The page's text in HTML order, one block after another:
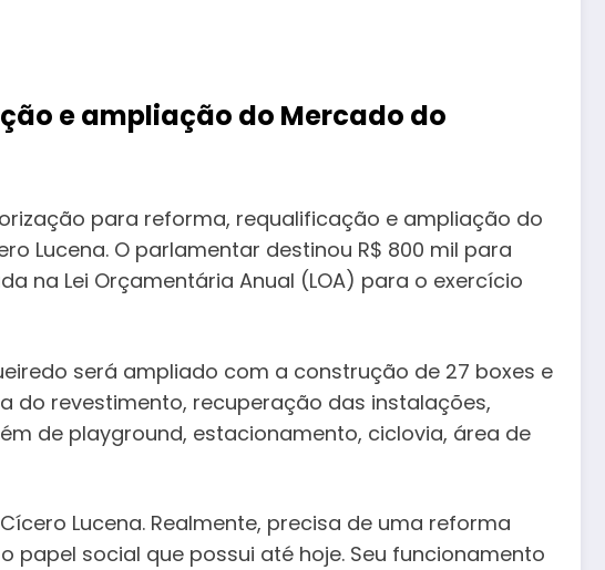
e ampliação do Mercado do
para reforma, requalificação e ampliação do
Lucena. O parlamentar destinou R$ 800 mil para
na Lei Orçamentária Anual (LOA) para o exercício
será ampliado com a construção de 27 boxes e
do revestimento, recuperação das instalações,
de playground, estacionamento, ciclovia, área de
Lucena. Realmente, precisa de uma reforma
social que possui até hoje. Seu funcionamento